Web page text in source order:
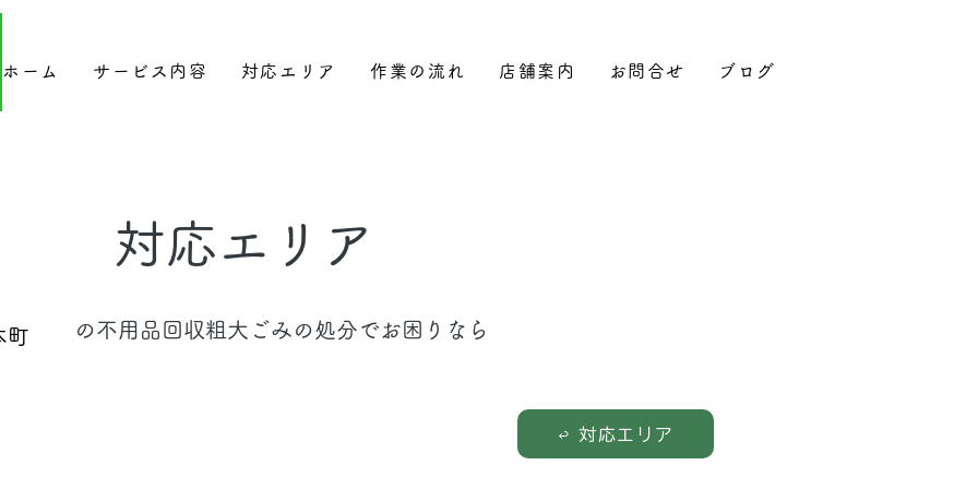
ホーム サービス内容 対応エリア 作業の流れ 店舗案内 お問合せ ブログ
​対応エリア
町 ​の不用品回収粗大ごみの処分でお困りなら
対応エリア